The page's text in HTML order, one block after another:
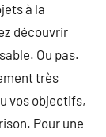
à la
découvrir
Ou pas.
très
vos objectifs,
Pour une